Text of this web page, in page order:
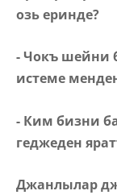
озь еринде?
- Чокъ шейни
истеме
- Ким бизни
геджеден
Джанлылар